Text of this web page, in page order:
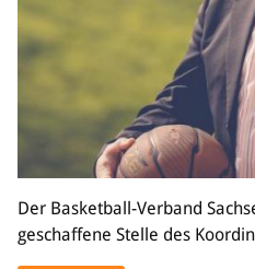
Der Basketball-Verband
geschaffene Stelle des